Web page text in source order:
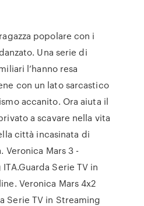
popolare con i
Una serie di
l’hanno resa
con un lato sarcastico
accanito. Ora aiuta il
a scavare nella vita
città incasinata di
Veronica Mars 3 -
Serie TV in
Veronica Mars 4x2
Serie TV in Streaming